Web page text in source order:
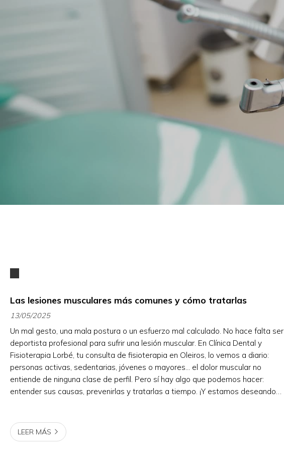
Las lesiones musculares más comunes y cómo tratarlas
13/05/2025
Un mal gesto, una mala postura o un esfuerzo mal calculado. No hace falta ser
deportista profesional para sufrir una lesión muscular. En Clínica Dental y
Fisioterapia Lorbé, tu consulta de fisioterapia en Oleiros, lo vemos a diario:
personas activas, sedentarias, jóvenes o mayores... el dolor muscular no
entiende de ninguna clase de perfil. Pero sí hay algo que podemos hacer:
entender sus causas, prevenirlas y tratarlas a tiempo. ¡Y estamos deseando
LEER MÁS